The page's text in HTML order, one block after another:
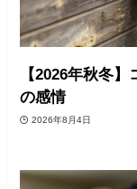
【2026年秋冬
の感情
2026年8月4日